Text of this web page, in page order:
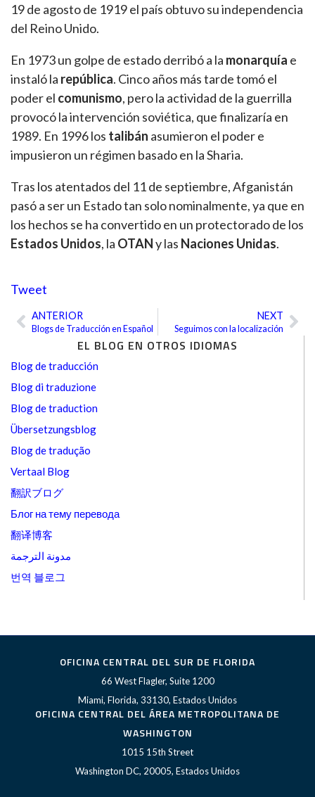
EL BLOG EN OTROS IDIOMAS
Blog de traducción
Blog di traduzione
Blog de traduction
Übersetzungsblog
Blog de tradução
Vertaal Blog
翻訳ブログ
Блог на тему перевода
翻译博客
مدونة الترجمة
번역 블로그
19 de agosto de 1919 el país obtuvo su independencia
del Reino Unido.
En 1973 un golpe de estado derribó a la monarquía e
instaló la república. Cinco años más tarde tomó el
poder el comunismo, pero la actividad de la guerrilla
provocó la intervención soviética, que finalizaría en
1989. En 1996 los talibán asumieron el poder e
impusieron un régimen basado en la Sharia.
Tras los atentados del 11 de septiembre, Afganistán
pasó a ser un Estado tan solo nominalmente, ya que en
los hechos se ha convertido en un protectorado de los
Estados Unidos, la OTANy las Naciones Unidas.
Tweet
AntANTERIOR
Blogs de Traducción en Español
NEXT
Seguimos con la localización
OFICINA CENTRAL DEL SUR DE FLORIDA
66 West Flagler, Suite 1200
Miami, Florida, 33130, Estados Unidos
OFICINA CENTRAL DEL ÁREA METROPOLITANA DE
WASHINGTON
1015 15th Street
Washington DC, 20005, Estados Unidos